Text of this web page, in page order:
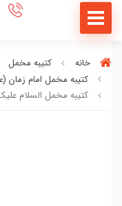
خانه کتیبه مخمل
کتیبه مخمل امام زمان
کتیبه مخمل السلام